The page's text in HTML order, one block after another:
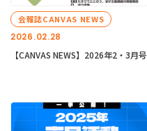
2026.02.28
会報誌CANVAS NEWS
【CANVAS NEWS】2026年2・3月号